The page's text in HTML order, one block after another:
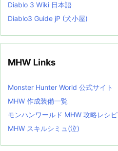
Diablo 3 Wiki 日本語
Diablo3 Guide jP (犬小屋)
MHW Links
Monster Hunter World 公式サイト
MHW 作成装備一覧
モンハンワールド MHW 攻略レシピ
MHW スキルシミュ(泣)